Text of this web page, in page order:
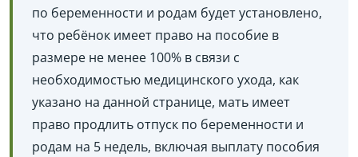
по беременности и родам будет установлено,
что ребёнок имеет право на пособие в
размере не менее 100% в связи с
необходимостью медицинского ухода, как
указано на данной странице, мать имеет
право продлить отпуск по беременности и
родам на 5 недель, включая выплату пособия